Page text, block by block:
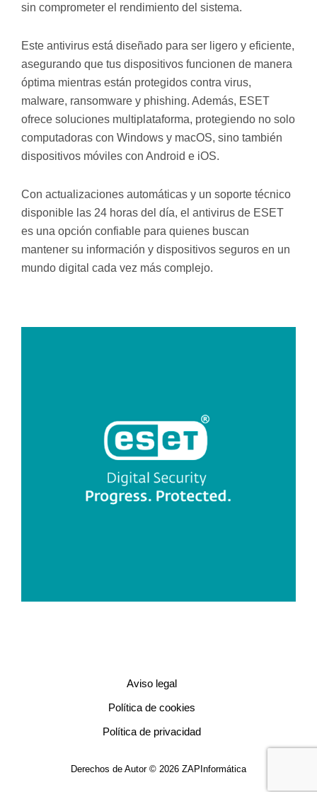
sin comprometer el rendimiento del sistema.
Este antivirus está diseñado para ser ligero y eficiente,
asegurando que tus dispositivos funcionen de manera
óptima mientras están protegidos contra virus,
malware, ransomware y phishing. Además, ESET
ofrece soluciones multiplataforma, protegiendo no solo
computadoras con Windows y macOS, sino también
dispositivos móviles con Android e iOS.
Con actualizaciones automáticas y un soporte técnico
disponible las 24 horas del día, el antivirus de ESET
es una opción confiable para quienes buscan
mantener su información y dispositivos seguros en un
mundo digital cada vez más complejo.
Aviso legal
Política de cookies
Política de privacidad
Derechos de Autor © 2026 ZAPInformática